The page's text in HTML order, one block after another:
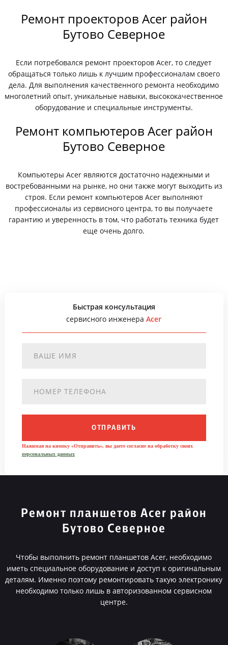
Ремонт проекторов Acer район
Бутово Северное
Если потребовался ремонт проекторов Acer, то следует
обращаться только лишь к лучшим профессионалам своего
дела. Для выполнения качественного ремонта необходимо
многолетний опыт, уникальные навыки, высококачественное
оборудование и специальные инструменты.
Ремонт компьютеров Acer район
Бутово Северное
Компьютеры Acer являются достаточно надежными и
востребованными на рынке, но они также могут выходить из
строя. Если ремонт компьютеров Acer выполняют
профессионалы из сервисного центра, то вы получаете
гарантию и уверенность в том, что работать техника будет
еще очень долго.
Быстрая консультация
сервисного инженераAcer
ОТПРАВИТЬ
Нажимая на кнопку «Отправить», вы даете согласие на обработку своих
персональных данных
Ремонт планшетов Acer район
Бутово Северное
Чтобы выполнить ремонт планшетов Acer, необходимо
иметь специальное оборудование и доступ к оригинальным
деталям. Именно поэтому ремонтировать такую электронику
необходимо только лишь в авторизованном сервисном
центре.